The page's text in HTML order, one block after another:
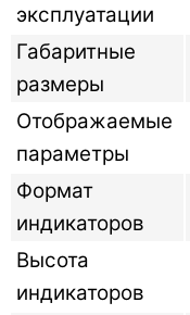
эксплуатации
Габаритные
размеры
Отображаемые
параметры
Формат
индикаторов
Высота
индикаторов